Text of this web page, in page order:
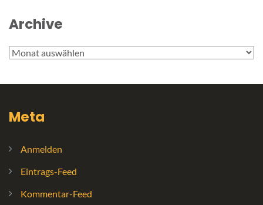
Archive
Archive
Meta
Anmelden
Eintrags-Feed
Kommentar-Feed